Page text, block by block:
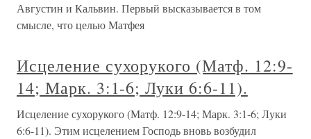
Августин и Кальвин. Первый высказывается в том
смысле, что целью Матфея
Исцеление сухорукого (Матф. 12:9-
14; Марк. 3:1-6; Луки 6:6-11).
Исцеление сухорукого (Матф. 12:9-14; Марк. 3:1-6; Луки
6:6-11). Этим исцелением Господь вновь возбудил